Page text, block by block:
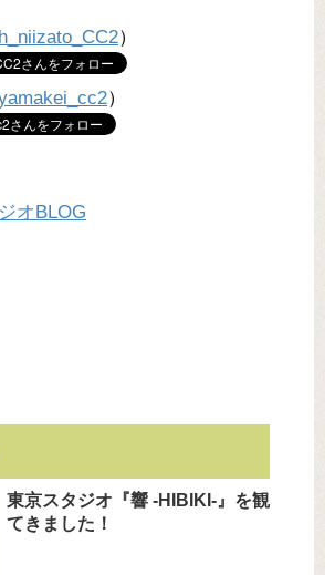
）
）
オBLOG
東京スタジオ『響 -HIBIKI-』を観
てきました！